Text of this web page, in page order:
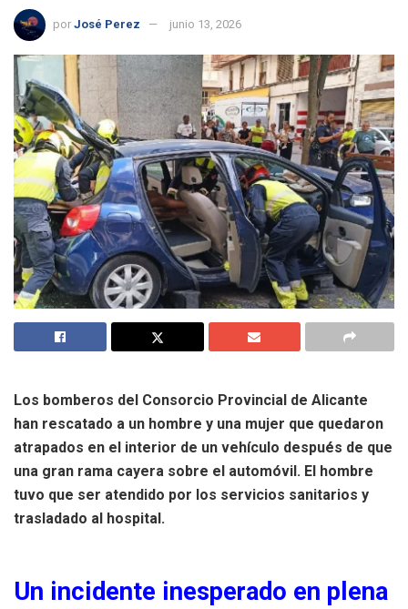
por José Perez junio 13, 2026
Los bomberos del Consorcio Provincial de Alicante
han rescatado a un hombre y una mujer que quedaron
atrapados en el interior de un vehículo después de que
una gran rama cayera sobre el automóvil. El hombre
tuvo que ser atendido por los servicios sanitarios y
trasladado al hospital.
Un incidente inesperado en plena